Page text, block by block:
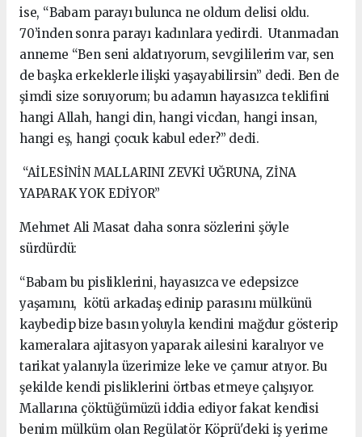
ise, “Babam parayı bulunca ne oldum delisi oldu.
70’inden sonra parayı kadınlara yedirdi. Utanmadan
anneme “Ben seni aldatıyorum, sevgililerim var, sen
de başka erkeklerle ilişki yaşayabilirsin” dedi. Ben de
şimdi size soruyorum; bu adamın hayasızca teklifini
hangi Allah, hangi din, hangi vicdan, hangi insan,
hangi eş, hangi çocuk kabul eder?” dedi.
“AİLESİNİN MALLARINI ZEVKİ UĞRUNA, ZİNA
YAPARAK YOK EDİYOR”
Mehmet Ali Masat daha sonra sözlerini şöyle
sürdürdü:
“Babam bu pisliklerini, hayasızca ve edepsizce
yaşamını, kötü arkadaş edinip parasını mülkünü
kaybedip bize basın yoluyla kendini mağdur gösterip
kameralara ajitasyon yaparak ailesini karalıyor ve
tarikat yalanıyla üzerimize leke ve çamur atıyor. Bu
şekilde kendi pisliklerini örtbas etmeye çalışıyor.
Mallarına çöktüğümüzü iddia ediyor fakat kendisi
benim mülküm olan Regülatör Köprü'deki iş yerime